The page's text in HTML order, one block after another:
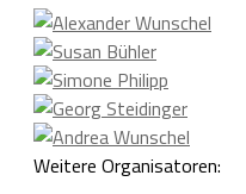
Weitere Organisatoren: